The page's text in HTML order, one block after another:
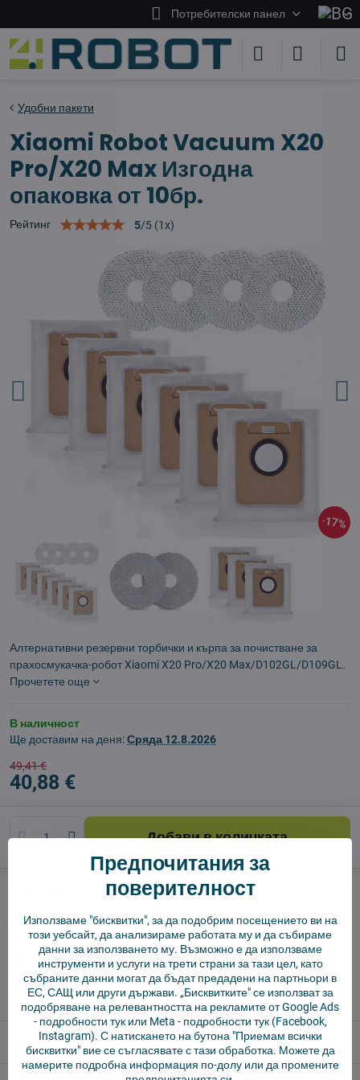
Потребителски панел
17%
Удобни пакети
Xiaomi Robot Vacuum X20
Pro/X20 Max Изгодна
опаковка от 10бр.
Рейтинг 5/5 (1x)
Алтернативни резервни торбички и кърпа за почистване за
прахосмукачка-робот Xiaomi X20 Pro/X20 Max/D102GL/D109GL.
Прочетете още
В наличност
Ще доставим на деня:Сряда 12.8.2026
49,41 €
40,88 €
Добави в количката
Доставки
производител: Vysajto.sk
✅ Готов за изпращане веднага
✅ БЕЗПЛАТНА доставка над 55 EUR.
✅ 14 дни политика за връщане
Описание
Предпочитания за
поверителност
Използваме "бисквитки", за да подобрим посещението ви на
този уебсайт, да анализираме работата му и да събираме
данни за използването му. Възможно е да използваме
инструменти и услуги на трети страни за тази цел, като
събраните данни могат да бъдат предадени на партньори в
ЕС, САЩ или други държави. „Бисквитките" се използват за
подобряване на релевантността на рекламите от Google Ads
- подробности тукили Meta - подробности тук(Facebook,
Instagram). С натискането на бутона "Приемам всички
бисквитки" вие се съгласявате с тази обработка. Можете да
намерите подробна информация по-долу или да промените